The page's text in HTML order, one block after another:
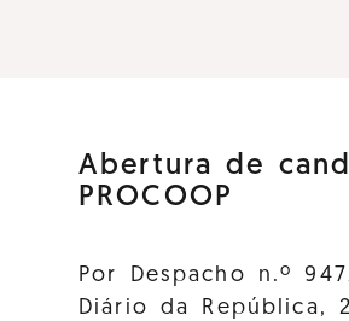
Abertura de
PROCOOP
Por Despacho n.º
Diário da República,